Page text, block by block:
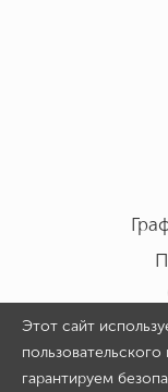
Этот сайт
гарантируем